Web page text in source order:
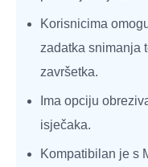
Korisnicima
zadatka snimanja
završetka.
Ima opciju
isječaka.
Kompatibilan je s